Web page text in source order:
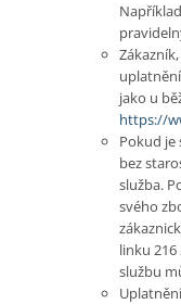
jako u
https://
Pokud je
bez
služba.
svého
linku
službu